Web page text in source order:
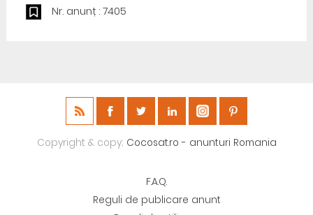
Nr. anunț : 7405
Copyright & copy; Cocosat.ro - anunturi Romania
F.A.Q.
Reguli de publicare anunt